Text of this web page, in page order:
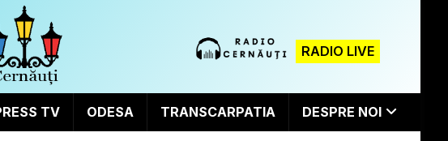
RADIO LIVE
TV ODESA TRANSCARPATIA DESPRE NOI